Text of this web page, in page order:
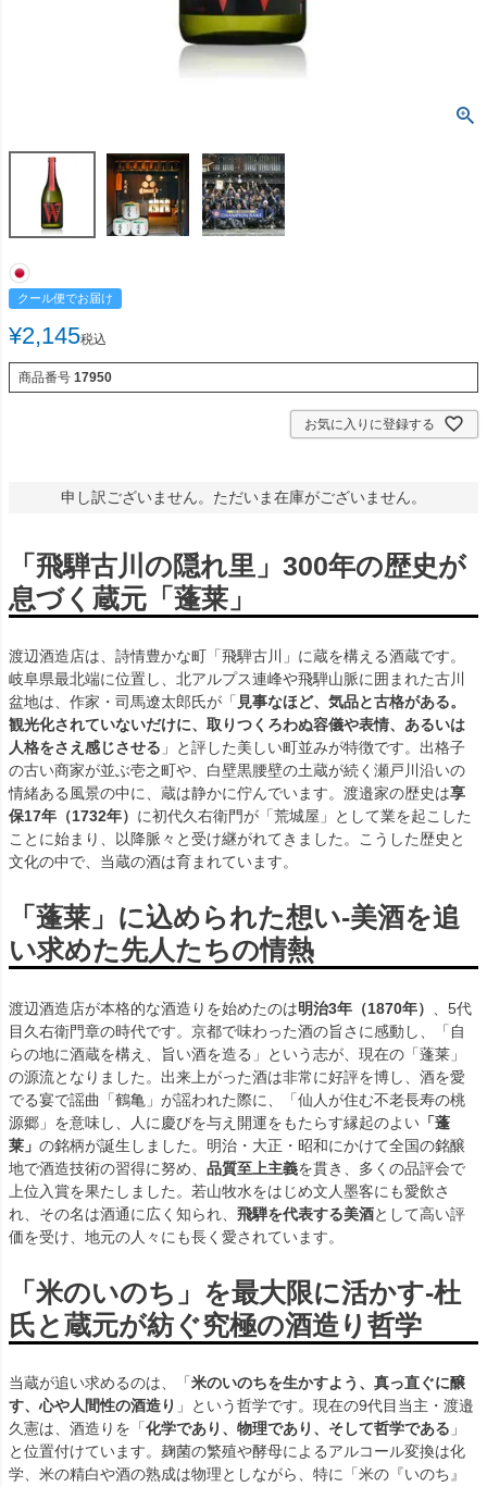
クール便でお届け
¥2,145税込
商品番号 17950
お気に入りに登録する
申し訳ございません。ただいま在庫がございません。
「飛騨古川の隠れ里」300年の歴史が
息づく蔵元「蓬莱」
渡辺酒造店は、詩情豊かな町「飛騨古川」に蔵を構える酒蔵です。
岐阜県最北端に位置し、北アルプス連峰や飛騨山脈に囲まれた古川
盆地は、作家・司馬遼太郎氏が「 見事なほど、気品と古格がある。
観光化されていないだけに、取りつくろわぬ容儀や表情、あるいは
人格をさえ感じさせる 」と評した美しい町並みが特徴です。出格子
の古い商家が並ぶ壱之町や、白壁黒腰壁の土蔵が続く瀬戸川沿いの
情緒ある風景の中に、蔵は静かに佇んでいます。渡邉家の歴史は享
保17年（1732年） に初代久右衛門が「荒城屋」として業を起こした
ことに始まり、以降脈々と受け継がれてきました。こうした歴史と
文化の中で、当蔵の酒は育まれています。
「蓬莱」に込められた想い-美酒を追
い求めた先人たちの情熱
渡辺酒造店が本格的な酒造りを始めたのは明治3年（1870年）
、5代
目久右衛門章の時代です。京都で味わった酒の旨さに感動し、「自
らの地に酒蔵を構え、旨い酒を造る」という志が、現在の「蓬莱」
の源流となりました。出来上がった酒は非常に好評を博し、酒を愛
でる宴で謡曲「鶴亀」が謡われた際に、「仙人が住む不老長寿の桃
源郷」を意味し、人に慶びを与え開運をもたらす縁起のよい 「蓬
莱」 の銘柄が誕生しました。明治・大正・昭和にかけて全国の銘醸
地で酒造技術の習得に努め、 品質至上主義を貫き、多くの品評会で
上位入賞を果たしました。若山牧水をはじめ文人墨客にも愛飲さ
れ、その名は酒通に広く知られ、 飛騨を代表する美酒として高い評
価を受け、地元の人々にも長く愛されています。
「米のいのち」を最大限に活かす-杜
氏と蔵元が紡ぐ究極の酒造り哲学
当蔵が追い求めるのは、「米のいのちを生かすよう、真っ直ぐに醸
す、心や人間性の酒造り 」という哲学です。現在の9代目当主・渡邉
久憲は、酒造りを「化学であり、物理であり、そして哲学である 」
と位置付けています。麹菌の繁殖や酵母によるアルコール変換は化
学、米の精白や酒の熟成は物理としながら、特に「米の『いのち』